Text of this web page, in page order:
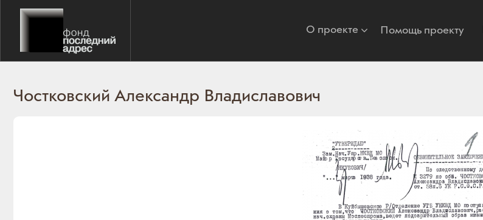
О проекте Помощь проекту
Чостковский Александр Владиславович